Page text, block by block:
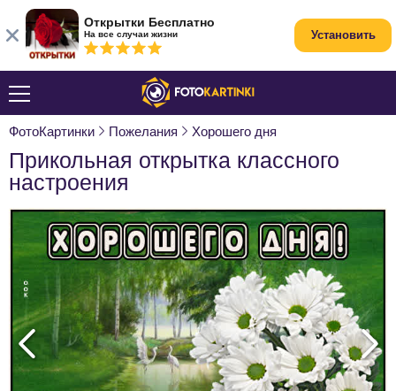
ФотоКартинки Пожелания Хорошего дня
Прикольная открытка классного
настроения
Открытки Бесплатно
На все случаи жизни Установить